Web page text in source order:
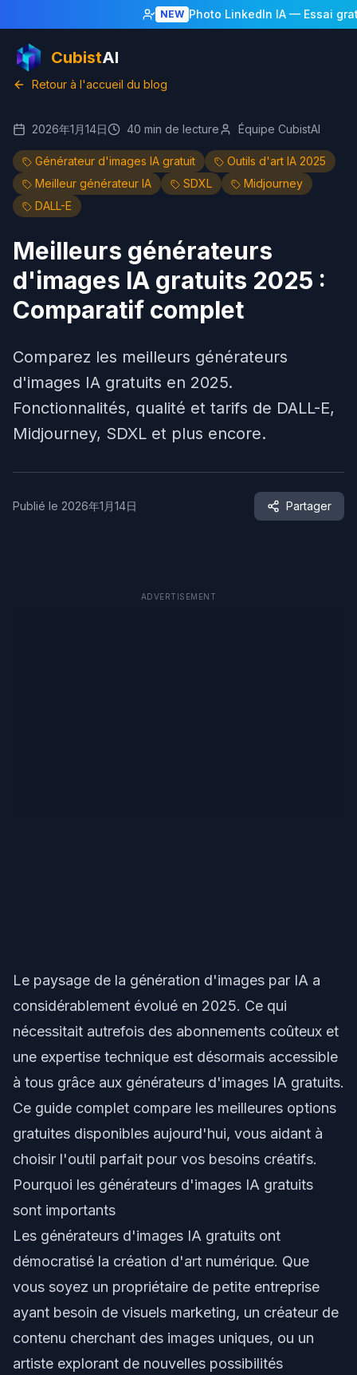
NEW Photo LinkedIn IA— Essai
CubistAI
Retour à l'accueil du blog
2026年1月14日 40 min de lecture Équipe CubistAI
Générateur d'images IA gratuit
Outils d'art IA 2025
Meilleur générateur IA
SDXL
Midjourney
DALL-E
Meilleurs générateurs
d'images IA gratuits 2025 :
Comparatif complet
Comparez les meilleurs générateurs
d'images IA gratuits en 2025.
Fonctionnalités, qualité et tarifs de DALL-E,
Midjourney, SDXL et plus encore.
Publié le 2026年1月14日 Partager
ADVERTISEMENT
Le paysage de la génération d'images par IA a
considérablement évolué en 2025. Ce qui
nécessitait autrefois des abonnements coûteux et
une expertise technique est désormais accessible
à tous grâce aux générateurs d'images IA gratuits.
Ce guide complet compare les meilleures options
gratuites disponibles aujourd'hui, vous aidant à
choisir l'outil parfait pour vos besoins créatifs.
Pourquoi les générateurs d'images IA gratuits
sont importants
Les générateurs d'images IA gratuits ont
démocratisé la création d'art numérique. Que
vous soyez un propriétaire de petite entreprise
ayant besoin de visuels marketing, un créateur de
contenu cherchant des images uniques, ou un
artiste explorant de nouvelles possibilités